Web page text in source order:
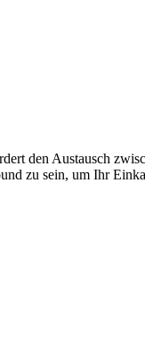
den Austausch
zu sein, um Ihr